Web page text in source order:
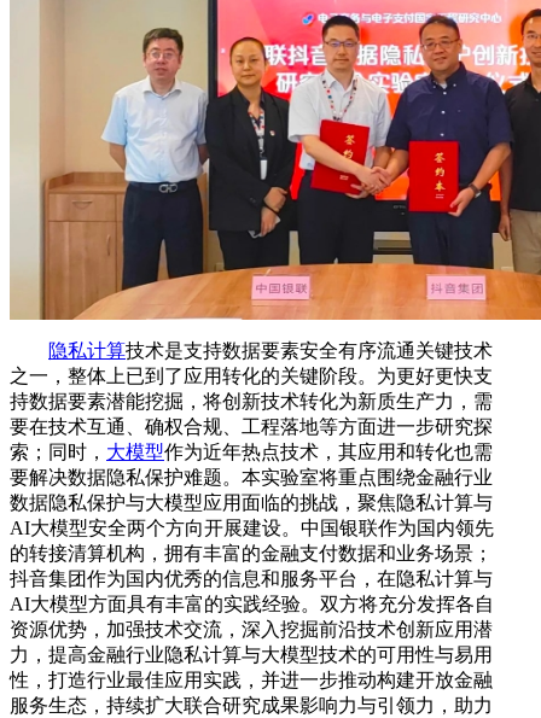
隐私计算技术是支持数据要素安全有序流通关键技术
之一，整体上已到了应用转化的关键阶段。为更好更快支
持数据要素潜能挖掘，将创新技术转化为新质生产力，需
要在技术互通、确权合规、工程落地等方面进一步研究探
索；同时， 大模型作为近年热点技术，其应用和转化也需
要解决数据隐私保护难题。本实验室将重点围绕金融行业
数据隐私保护与大模型应用面临的挑战，聚焦隐私计算与
AI大模型安全两个方向开展建设。中国银联作为国内领先
的转接清算机构，拥有丰富的金融支付数据和业务场景；
抖音集团作为国内优秀的信息和服务平台，在隐私计算与
AI大模型方面具有丰富的实践经验。双方将充分发挥各自
资源优势，加强技术交流，深入挖掘前沿技术创新应用潜
力，提高金融行业隐私计算与大模型技术的可用性与易用
性，打造行业最佳应用实践，并进一步推动构建开放金融
服务生态，持续扩大联合研究成果影响力与引领力，助力